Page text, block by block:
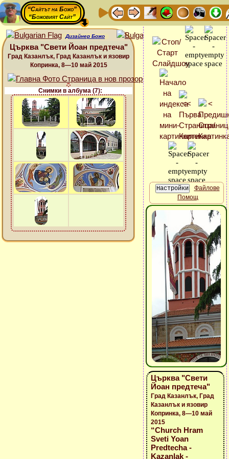
“Сайтът на Божо”
“Божовият Сайт”
Дизайнер Божо
Църква "Свети Йоан предтеча"
Град Казанлък, Град Казанлък и язовир
Копринка, 8—10 май 2015
Снимки в албума (7):
Файлове
Помощ
Църква "Свети
Йоан предтеча"
Град Казанлък, Град
Казанлък и язовир
Копринка, 8—10 май
2015
“Church Hram
Sveti Yoan
Predtecha -
Kazanlak -